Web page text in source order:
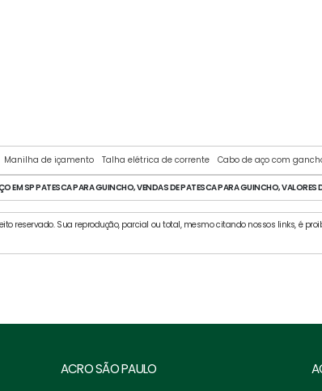
Manilha de içamento Talha elétrica de corrente Cabo de aço com
EM SP PATESCA PARA GUINCHO, VENDAS DE PATESCA PARA GUINCHO,
reservado. Sua reprodução, parcial ou total, mesmo citando nossos links, é
ACRO SÃO PAULO